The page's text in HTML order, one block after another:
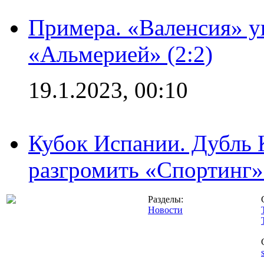
Примера. «Валенсия»
«Альмерией» (2:2)
19.1.2023, 00:10
Кубок Испании. Дубль
разгромить
Разделы:
Новости